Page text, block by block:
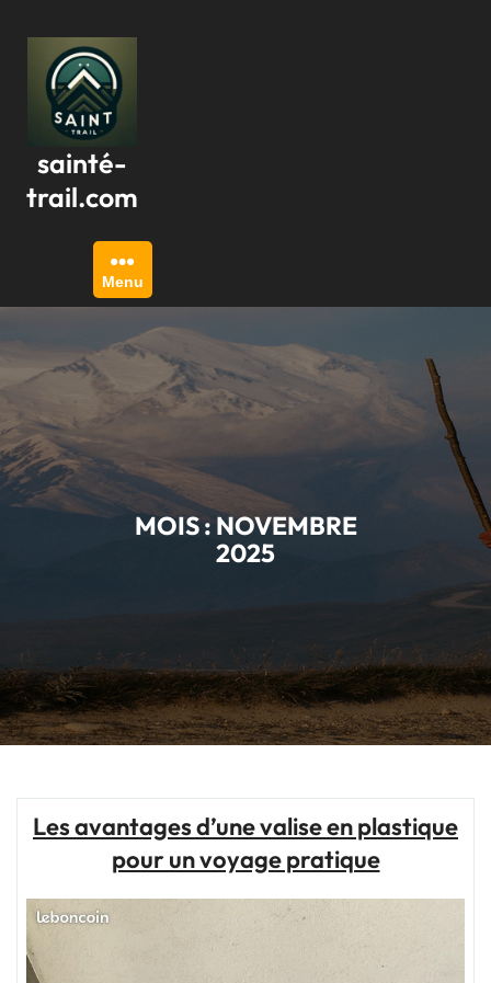
contenu
sainté-
trail.com
Menu
MOIS : NOVEMBRE
2025
Les avantages d’une valise en plastique
pour un voyage pratique